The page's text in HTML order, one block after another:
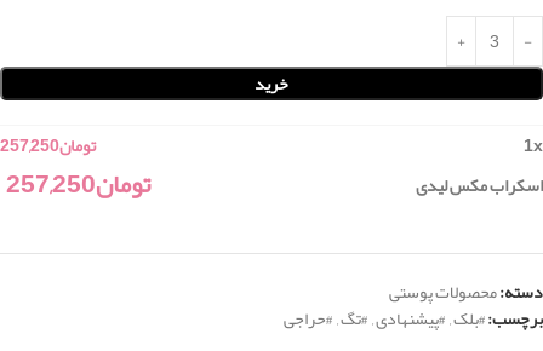
خرید
1x تومان257,250
اسکراب مکس لیدی
تومان257,250
دسته:محصولات پوستی
برچسب:#بلک,#پیشنهادی,#تگ,#حراجی